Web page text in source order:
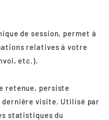
de session, permet à
relatives à votre
etc.).
retenue, persiste
dernière visite. Utilisé par
statistiques du